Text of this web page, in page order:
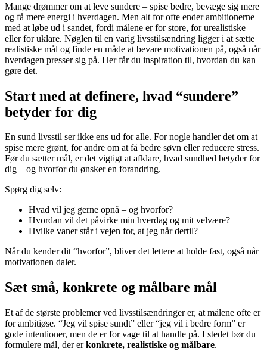
Mange drømmer om at leve sundere – spise bedre, bevæge sig mere
og få mere energi i hverdagen. Men alt for ofte ender ambitionerne
med at løbe ud i sandet, fordi målene er for store, for urealistiske
eller for uklare. Nøglen til en varig livsstilsændring ligger i at sætte
realistiske mål og finde en måde at bevare motivationen på, også når
hverdagen presser sig på. Her får du inspiration til, hvordan du kan
gøre det.
Start med at definere, hvad “sundere”
betyder for dig
En sund livsstil ser ikke ens ud for alle. For nogle handler det om at
spise mere grønt, for andre om at få bedre søvn eller reducere stress.
Før du sætter mål, er det vigtigt at afklare, hvad sundhed betyder for
dig – og hvorfor du ønsker en forandring.
Spørg dig selv:
Hvad vil jeg gerne opnå – og hvorfor?
Hvordan vil det påvirke min hverdag og mit velvære?
Hvilke vaner står i vejen for, at jeg når dertil?
Når du kender dit “hvorfor”, bliver det lettere at holde fast, også når
motivationen daler.
Sæt små, konkrete og målbare mål
Et af de største problemer ved livsstilsændringer er, at målene ofte er
for ambitiøse. “Jeg vil spise sundt” eller “jeg vil i bedre form” er
gode intentioner, men de er for vage til at handle på. I stedet bør du
formulere mål, der erkonkrete, realistiske og målbare.